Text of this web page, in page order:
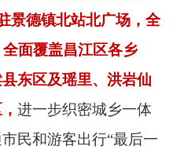
景德镇北站北广场，全
面覆盖昌江区各乡
东区及瑶里、洪岩仙
进一步织密城乡一体
民和游客出行“最后一